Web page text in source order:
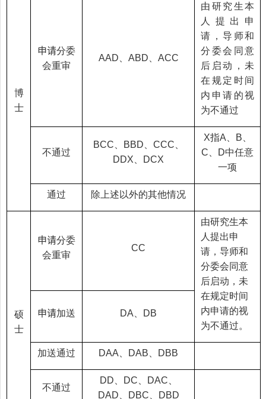
博
士
申请分委
会重审
AAD、 ABD、 ACC
由研究生本
人提出申
请，导师和
分委会同意
后启动，未
在规定时间
内申请的视
为不通过
不通过
BCC、 BBD、 CCC、
DDX、 DCX
X指A、 B、
C、 D中任意
一项
通过 除上述以外的其他情况
硕
士
申请分委
会重审
CC
由研究生本
人提出申
请，导师和
分委会同意
后启动，未
在规定时间
内申请的视
为不通过。
申请加送 DA、 DB
加送通过 DAA、 DAB、 DBB
不通过
DD、 DC、 DAC、
DAD、 DBC、 DBD